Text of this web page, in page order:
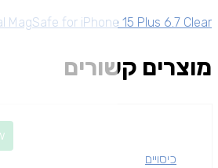
מוצרים קשורים
כיסויים